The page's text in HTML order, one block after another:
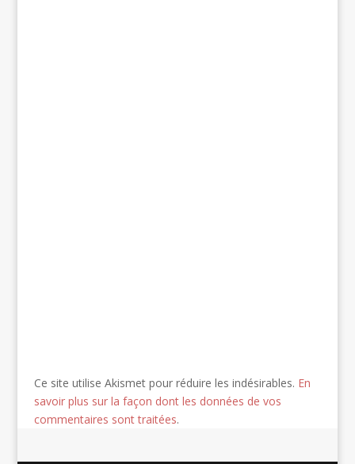
Ce site utilise Akismet pour réduire les indésirables. En
savoir plus sur la façon dont les données de vos
commentaires sont traitées.